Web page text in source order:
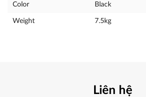
Color Black
Weight 7.5kg
Liên hệ